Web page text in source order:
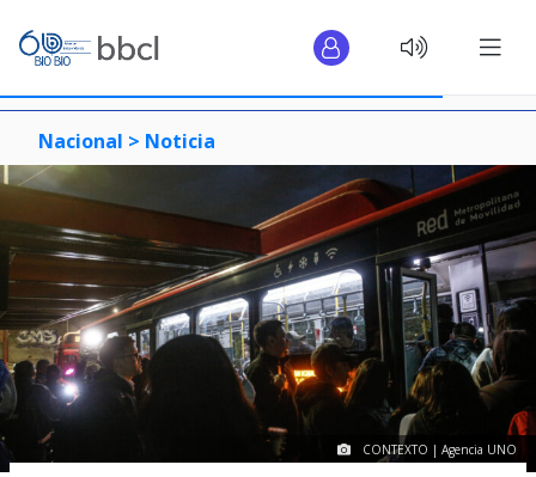
Nacional > Noticia
CONTEXTO | Agencia UNO